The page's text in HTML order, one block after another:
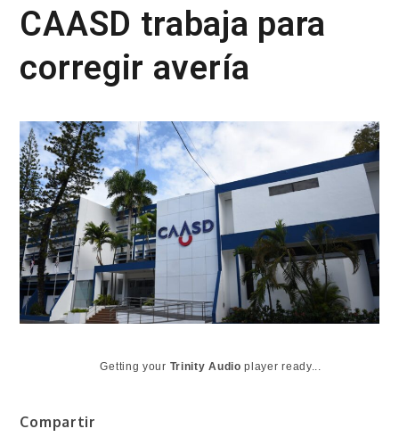
CAASD trabaja para
corregir avería
Getting your Trinity Audio player ready...
Compartir